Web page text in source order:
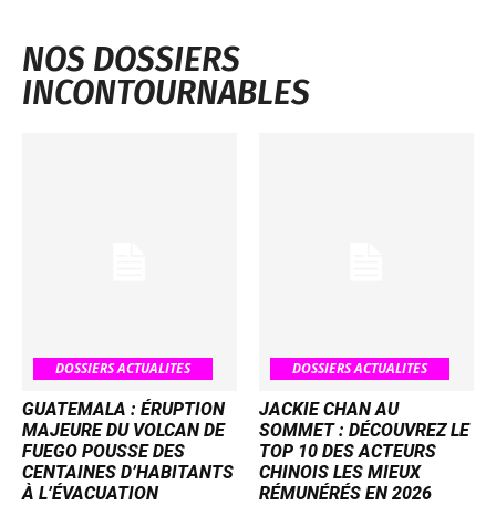
NOS DOSSIERS
INCONTOURNABLES
DOSSIERS ACTUALITES
GUATEMALA : ÉRUPTION
MAJEURE DU VOLCAN DE
FUEGO POUSSE DES
CENTAINES D’HABITANTS
À L’ÉVACUATION
DOSSIERS ACTUALITES
JACKIE CHAN AU
SOMMET : DÉCOUVREZ LE
TOP 10 DES ACTEURS
CHINOIS LES MIEUX
RÉMUNÉRÉS EN 2026